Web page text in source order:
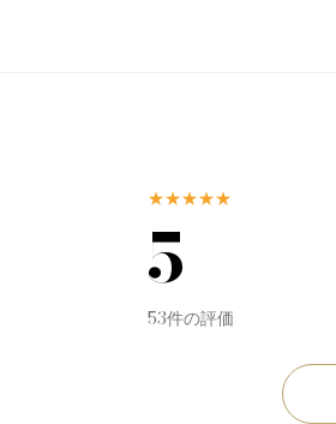
★★★★★
5
53件の評価